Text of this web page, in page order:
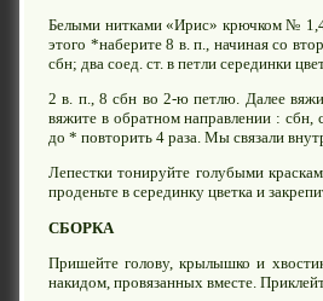
Белыми нитками «Ирис» крючком №
этого *наберите 8 в. п., начиная со
сбн; два соед. ст. в петли серединки
2 в. п., 8 сбн во 2-ю петлю. Далее
вяжите в обратном направлении : сбн,
до * повторить 4 раза. Мы связали
Лепестки тонируйте голубыми
проденьте в серединку цветка и
СБОРКА
Пришейте голову, крылышко и
накидом, провязанных вместе.